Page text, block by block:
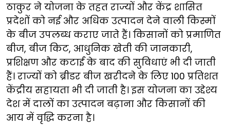
ठाकुर ने योजना के तहत राज्यों और केंद्र शासित
प्रदेशों को नई और अधिक उत्पादन देने वाली किस्मों
के बीज उपलब्ध कराए जाते हैं। किसानों को प्रमाणित
बीज, बीज किट, आधुनिक खेती की जानकारी,
प्रशिक्षण और कटाई के बाद की सुविधाएं भी दी जाती
हैं। राज्यों को ब्रीडर बीज खरीदने के लिए 100 प्रतिशत
केंद्रीय सहायता भी दी जाती है। इस योजना का उद्देश्य
देश में दालों का उत्पादन बढ़ाना और किसानों की
आय में वृद्धि करना है।